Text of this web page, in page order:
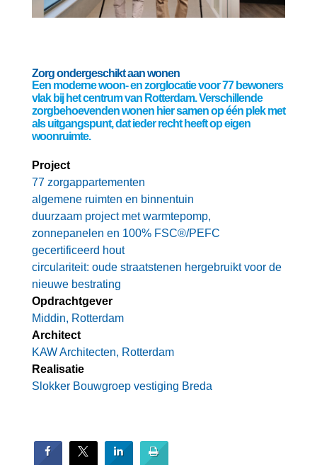
Zorg ondergeschikt aan wonen
Een moderne woon- en zorglocatie voor 77 bewoners
vlak bij het centrum van Rotterdam. Verschillende
zorgbehoevenden wonen hier samen op één plek met
als uitgangspunt, dat ieder recht heeft op eigen
woonruimte.
Project
77 zorgappartementen
algemene ruimten en binnentuin
duurzaam project met warmtepomp,
zonnepanelen en 100% FSC®/PEFC
gecertificeerd hout
circulariteit: oude straatstenen hergebruikt voor de
nieuwe bestrating
Opdrachtgever
Middin, Rotterdam
Architect
KAW Architecten, Rotterdam
Realisatie
Slokker Bouwgroep vestiging Breda